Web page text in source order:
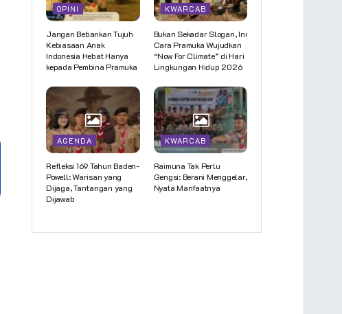
OPINI
Jangan Bebankan Tujuh
Kebiasaan Anak
Indonesia Hebat Hanya
kepada Pembina Pramuka
KWARCAB
Bukan Sekadar Slogan, Ini
Cara Pramuka Wujudkan
“Now For Climate” di Hari
Lingkungan Hidup 2026
AGENDA
Refleksi 169 Tahun Baden-
Powell: Warisan yang
Dijaga, Tantangan yang
Dijawab
KWARCAB
Raimuna Tak Perlu
Gengsi: Berani Menggelar,
Nyata Manfaatnya